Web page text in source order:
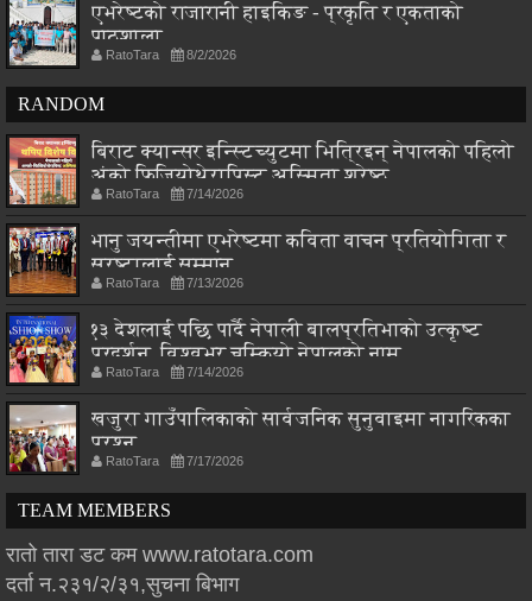
एभरेष्टको राजारानी हाइकिङ - प्रकृति र एकताको
पाठशाला
RatoTara 8/2/2026
RANDOM
बिराट क्यान्सर इन्स्टिच्युटमा भित्रिइन् नेपालको पहिलो
अंको फिजियोथेरापिस्ट अस्मिता श्रेष्ठ
RatoTara 7/14/2026
भानु जयन्तीमा एभरेष्टमा कविता वाचन प्रतियोगिता र
स्रष्टालाई सम्मान
RatoTara 7/13/2026
१३ देशलाई पछि पार्दै नेपाली बालप्रतिभाको उत्कृष्ट
प्रदर्शन, विश्वभर चम्कियो नेपालको नाम
RatoTara 7/14/2026
खजुरा गाउँपालिकाको सार्वजनिक सुनुवाइमा नागरिकका
प्रश्न
RatoTara 7/17/2026
TEAM MEMBERS
रातो तारा डट कम www.ratotara.com
दर्ता न.२३१/२/३१,सुचना बिभाग